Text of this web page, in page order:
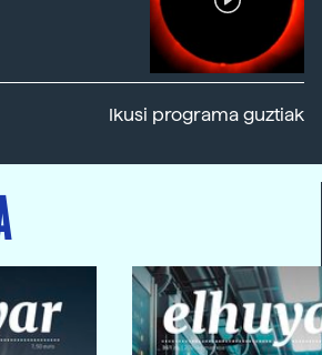
Ikusi programa guztiak